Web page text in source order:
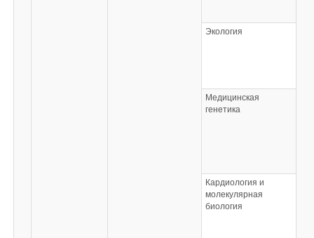
Экология
Медицинская
генетика
Кардиология и
молекулярная
биология